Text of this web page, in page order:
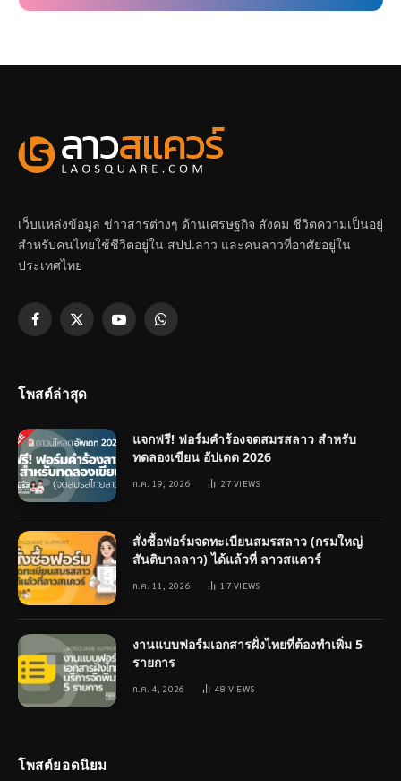
เว็บแหล่งข้อมูล ข่าวสารต่างๆ ด้านเศรษฐกิจ สังคม ชีวิตความเป็นอยู่
สำหรับคนไทยใช้ชีวิตอยู่ใน สปป.ลาว และคนลาวที่อาศัยอยู่ใน
ประเทศไทย
Facebook
X
YouTubeWhatsApp
โพสต์ล่าสุด
แจกฟรี! ฟอร์มคำร้องจดสมรสลาว สำหรับ
ทดลองเขียน อัปเดต 2026
ก.ค. 19, 2026 27VIEWS
สั่งซื้อฟอร์มจดทะเบียนสมรสลาว (กรมใหญ่
สันติบาลลาว) ได้แล้วที่ ลาวสแควร์
ก.ค. 11, 2026 17VIEWS
งานแบบฟอร์มเอกสารฝั่งไทยที่ต้องทำเพิ่ม 5
รายการ
ก.ค. 4, 2026 48 VIEWS
โพสต์ยอดนิยม